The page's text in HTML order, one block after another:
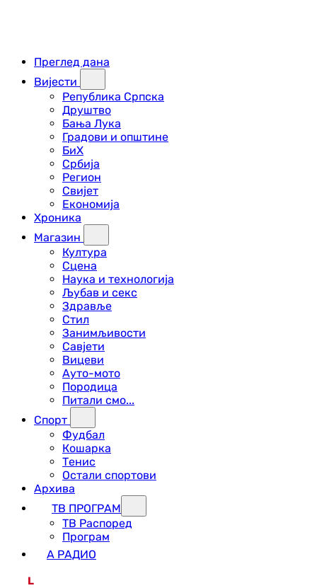
Преглед дана
Вијести
Република Српска
Друштво
Бања Лука
Градови и општине
БиХ
Србија
Регион
Свијет
Економија
Хроника
Магазин
Култура
Сцена
Наука и технологија
Љубав и секс
Здравље
Стил
Занимљивости
Савјети
Вицеви
Ауто-мото
Породица
Питали смо...
Спорт
Фудбал
Кошарка
Тенис
Остали спортови
Архива
ТВ ПРОГРАМ
ТВ Распоред
Програм
А РАДИО
L